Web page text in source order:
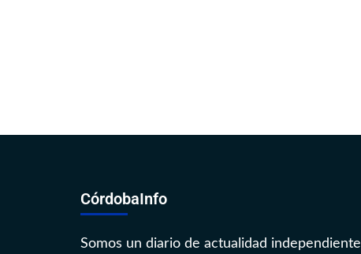
CórdobaInfo
Somos un diario de actualidad independiente